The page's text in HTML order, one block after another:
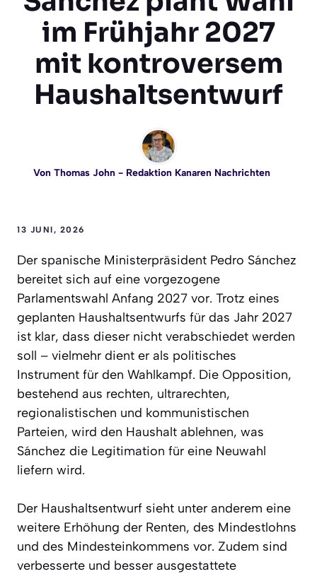
im Frühjahr 2027
mit kontroversem
Haushaltsentwurf
Von Thomas John- Redaktion Kanaren Nachrichten
13 JUNI, 2026
Der spanische Ministerpräsident Pedro Sánchez
bereitet sich auf eine vorgezogene
Parlamentswahl Anfang 2027 vor. Trotz eines
geplanten Haushaltsentwurfs für das Jahr 2027
ist klar, dass dieser nicht verabschiedet werden
soll – vielmehr dient er als politisches
Instrument für den Wahlkampf. Die Opposition,
bestehend aus rechten, ultrarechten,
regionalistischen und kommunistischen
Parteien, wird den Haushalt ablehnen, was
Sánchez die Legitimation für eine Neuwahl
liefern wird.
Der Haushaltsentwurf sieht unter anderem eine
weitere Erhöhung der Renten, des Mindestlohns
und des Mindesteinkommens vor. Zudem sind
verbesserte und besser ausgestattete